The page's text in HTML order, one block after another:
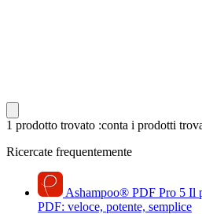
1 prodotto trovato :conta i prodotti
Ricercate frequentemente
Ashampoo® PDF Pro 5 Il
PDF: veloce, potente, semplice